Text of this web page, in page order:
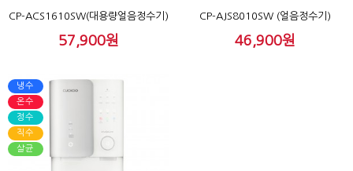
CP-ACS1610SW(대용량얼음정수기)
57,900원
CP-AJS8010SW (얼음정수기)
46,900원
냉수
온수
정수
직수
살균